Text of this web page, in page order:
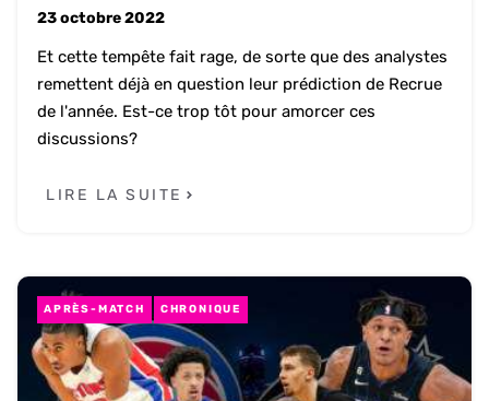
23 octobre 2022
Et cette tempête fait rage, de sorte que des analystes
remettent déjà en question leur prédiction de Recrue
de l'année. Est-ce trop tôt pour amorcer ces
discussions?
LIRE LA SUITE
APRÈS-MATCH CHRONIQUE